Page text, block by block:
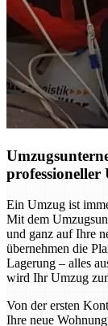
professioneller
Ein Umzug ist
Mit dem
und ganz auf Ihre
übernehmen die
Lagerung – alles
wird Ihr Umzug
Von der ersten
Ihre neue